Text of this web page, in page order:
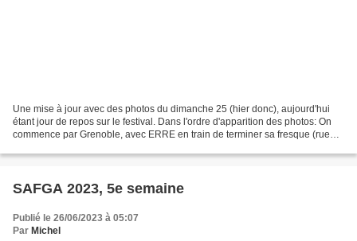
Une mise à jour avec des photos du dimanche 25 (hier donc), aujourd'hui
étant jour de repos sur le festival. Dans l'ordre d'apparition des photos: On
commence par Grenoble, avec ERRE en train de terminer sa fresque (rue
SAFGA 2023, 5e semaine
Publié le 26/06/2023 à 05:07
Par Michel